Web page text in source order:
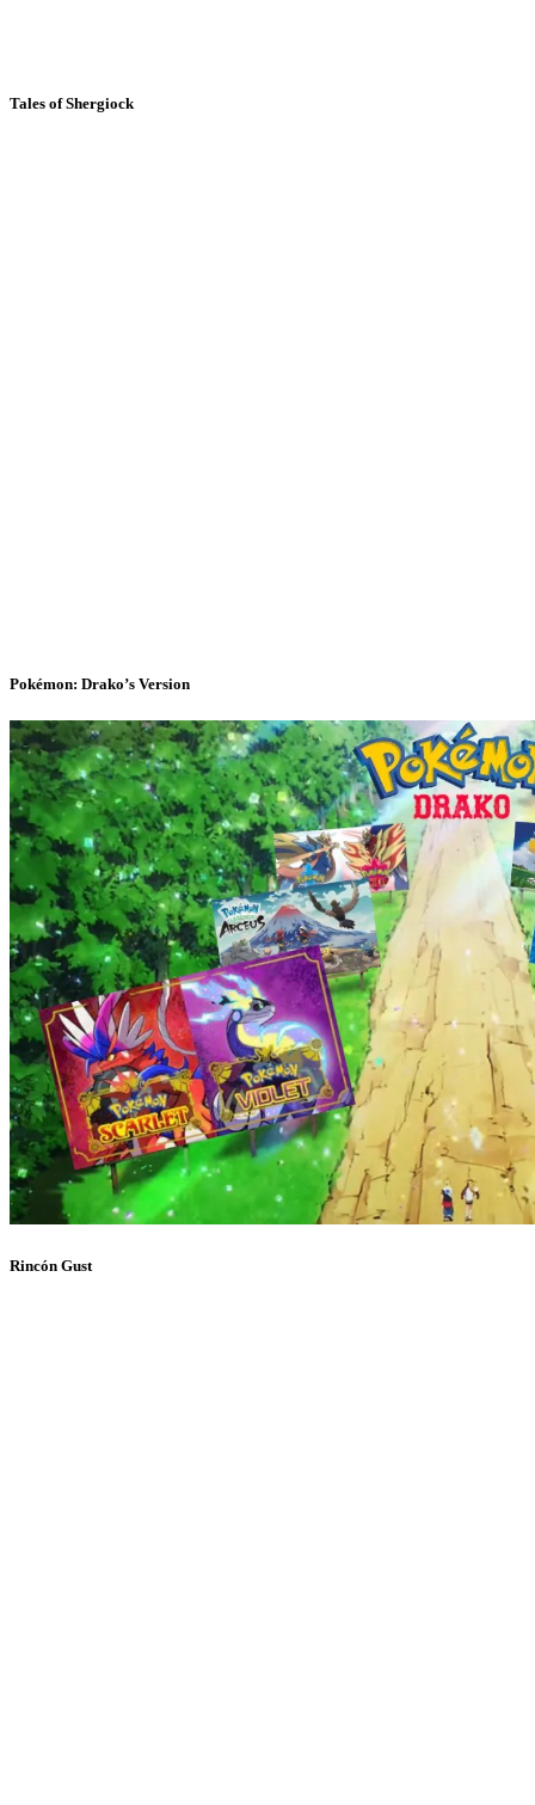
Tales of Shergiock
Pokémon: Drako’s Version
Rincón Gust